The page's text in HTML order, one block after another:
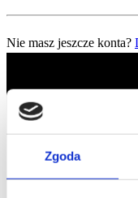
Zgoda
Nie masz jeszcze konta?
Profil